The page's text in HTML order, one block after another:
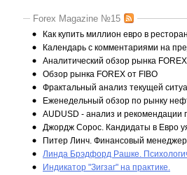
Forex Magazine №15
Как купить миллион евро в
Календарь с комментариями на
Аналитический обзор рынка
Обзор рынка FOREX от FIBO
Фрактальный анализ текущей
Еженедельный обзор по рынку
AUDUSD - анализ и рекомендации
Джордж Сорос. Кандидаты в Евро
Питер Линч. Финансовый
Линда Брэдфорд Рашке.
Индикатор "Зигзаг" на практике.